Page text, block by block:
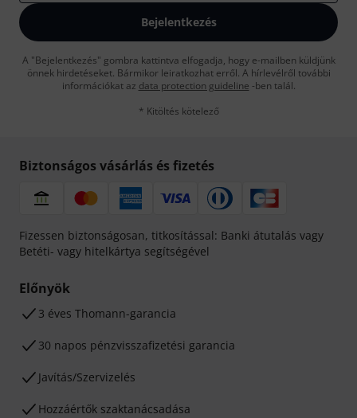
Bejelentkezés
A "Bejelentkezés" gombra kattintva elfogadja, hogy e-mailben küldjünk
önnek hirdetéseket. Bármikor leiratkozhat erről. A hírlevélről további
információkat az data protection guideline -ben talál.
* Kitöltés kötelező
Biztonságos vásárlás és fizetés
Fizessen biztonságosan, titkosítással: Banki átutalás vagy
Betéti- vagy hitelkártya segítségével
Előnyök
3 éves Thomann-garancia
30 napos pénzvisszafizetési garancia
Javítás/Szervizelés
Hozzáértők szaktanácsadása